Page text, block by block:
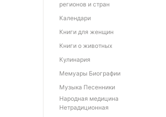
регионов и стран
Календари
Книги для женщин
Книги о животных
Кулинария
Мемуары Биографии
Музыка Песенники
Народная медицина
Нетрадиционная